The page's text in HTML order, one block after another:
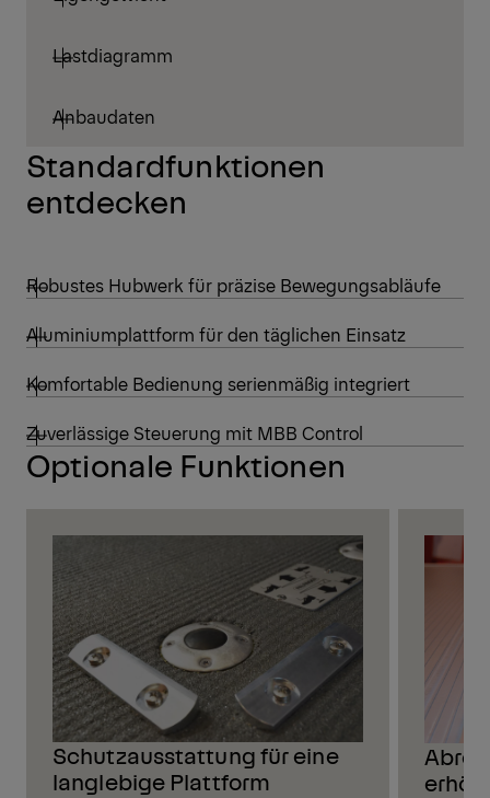
Lastdiagramm
Anbaudaten
Standardfunktionen
entdecken
Robustes Hubwerk für präzise Bewegungsabläufe
Aluminiumplattform für den täglichen Einsatz
Komfortable Bedienung serienmäßig integriert
Zuverlässige Steuerung mit MBB Control
Optionale Funktionen
Schutzausstattung für eine
langlebige Plattform